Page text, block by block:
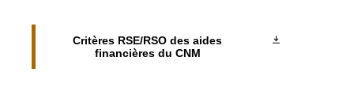
Critères RSE/RSO des aides
financières du CNM